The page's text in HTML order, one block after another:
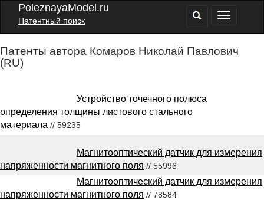
PoleznayaModel.ru
Патентный поиск
Патенты автора Комаров Николай Павлович
(RU)
Устройство точечного полюса
определения толщины листового стального
материала // 59235
Магнитооптический датчик для измерения
напряженности магнитного поля // 55996
Магнитооптический датчик для измерения
напряженности магнитного поля // 78584